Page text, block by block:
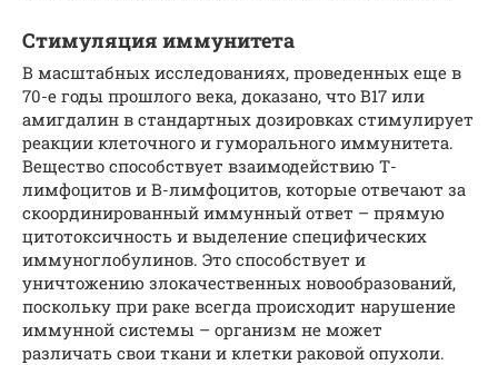
Стимуляция иммунитета
В масштабных исследованиях, проведенных еще в
70-е годы прошлого века, доказано, что B17 или
амигдалин в стандартных дозировках стимулирует
реакции клеточного и гуморального иммунитета.
Вещество способствует взаимодействию Т-
лимфоцитов и В-лимфоцитов, которые отвечают за
скоординированный иммунный ответ – прямую
цитотоксичность и выделение специфических
иммуноглобулинов. Это способствует и
уничтожению злокачественных новообразований,
поскольку при раке всегда происходит нарушение
иммунной системы – организм не может
различать свои ткани и клетки раковой опухоли.